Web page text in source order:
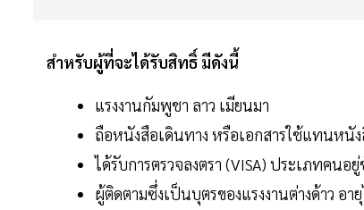
สำหรับผู้ที่จะได้รับสิทธิ์ มีดังนี้
แรงงานกัมพูชา ลาว เมียนมา
ถือหนังสือเดินทาง หรือเอกสารใช้แทนหนั
ได้รับการตรวจลงตรา (VISA) ประเภทคนอ
ผู้ติดตามซึ่งเป็นบุตรของแรงงานต่างด้าว อา